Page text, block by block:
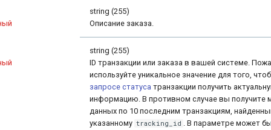
string (255)
Описание заказа.
string (255)
ID транзакции или заказа в вашей системе.
используйте уникальное значение для того,
запросе статуса транзакции получить
информацию. В противном случае вы получите
данных по 10 последним транзакциям,
указанному tracking_id
. В параметре может